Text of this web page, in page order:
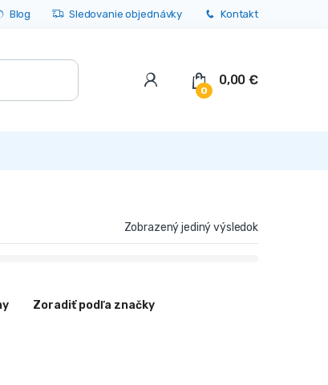
Blog Sledovanie objednávky Kontakt
0
0,00€
Zobrazený jediný výsledok
Zoradiť podľa značky